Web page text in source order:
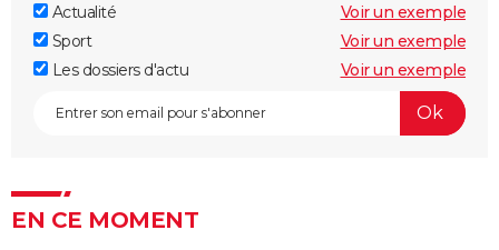
Actualité
Voir un exemple
Sport
Voir un exemple
Les dossiers d'actu
Voir un exemple
EN CE MOMENT